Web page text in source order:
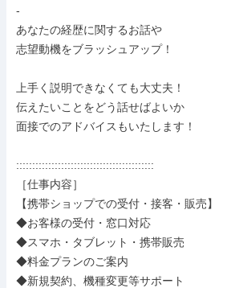
-
あなたの経歴に関するお話や
志望動機をブラッシュアップ！
上手く説明できなくても大丈夫！
伝えたいことをどう話せばよいか
面接でのアドバイスもいたします！
:::::::::::::::::::::::::::::::::::::::::::
［仕事内容］
【携帯ショップでの受付・接客・販売】
◆お客様の受付・窓口対応
◆スマホ・タブレット・携帯販売
◆料金プランのご案内
◆新規契約、機種変更等サポート